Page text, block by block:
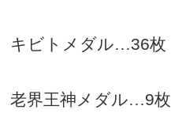
キビトメダル…36枚
老界王神メダル…9枚